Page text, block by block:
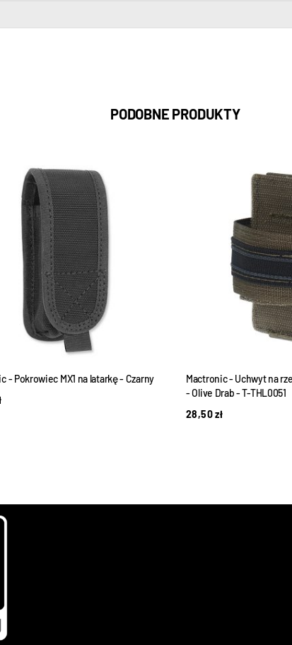
PODOBNE PRODUKTY
- Pokrowiec MX1 na latarkę - Czarny
Mactronic - Uchwyt na
- Olive Drab - T-THL0051
28,50zł